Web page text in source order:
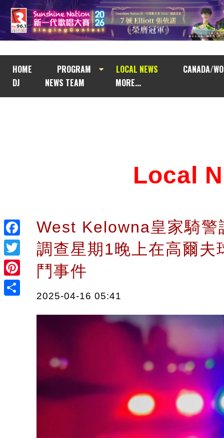
HOME PROGRAM LOCAL NEWS
CANADA/
DJ
NEWS TEAM MORE...
Facebook
Twitter
Pinterest
Local
West Kelowna皇家騎警
調查星期1晚上在高爾夫
鬥事件
2025-04-16 05:41